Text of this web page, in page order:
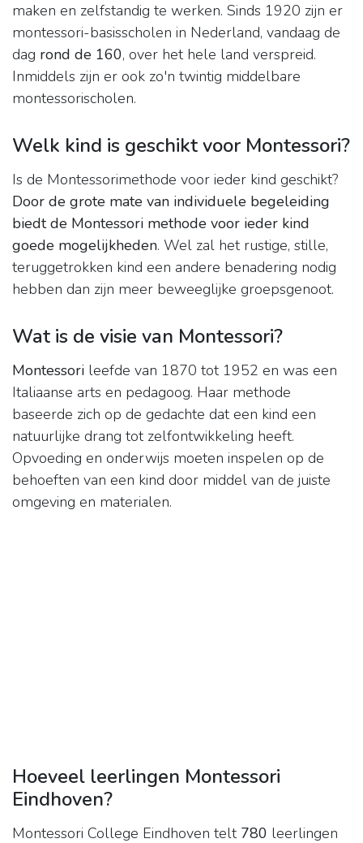
maken en zelfstandig te werken. Sinds 1920 zijn er
montessori-basisscholen in Nederland, vandaag de
dag rond de 160, over het hele land verspreid.
Inmiddels zijn er ook zo'n twintig middelbare
montessorischolen.
Welk kind is geschikt voor Montessori?
Is de Montessorimethode voor ieder kind geschikt?
Door de grote mate van individuele begeleiding
biedt de Montessori methode voor ieder kind
goede mogelijkheden. Wel zal het rustige, stille,
teruggetrokken kind een andere benadering nodig
hebben dan zijn meer beweeglijke groepsgenoot.
Wat is de visie van Montessori?
Montessori leefde van 1870 tot 1952 en was een
Italiaanse arts en pedagoog. Haar methode
baseerde zich op de gedachte dat een kind een
natuurlijke drang tot zelfontwikkeling heeft.
Opvoeding en onderwijs moeten inspelen op de
behoeften van een kind door middel van de juiste
omgeving en materialen.
Hoeveel leerlingen Montessori
Eindhoven?
Montessori College Eindhoven telt 780 leerlingen